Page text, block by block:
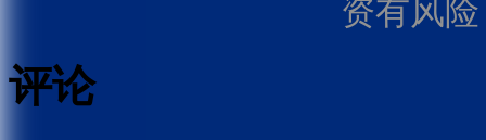
资有风
评论